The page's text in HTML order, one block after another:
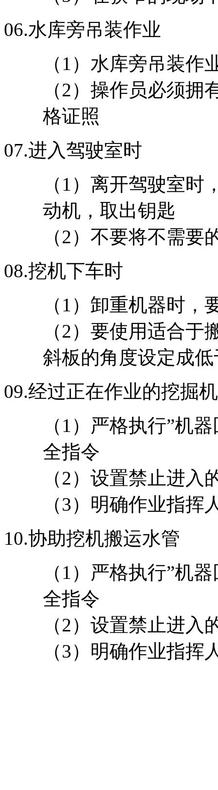
06.水库旁吊装作业
（1）水库旁吊装作
（2）操作员必须
格证照
07.进入驾驶室时
（1）离开驾驶室
动机，取出钥匙
（2）不要将不需要
08.挖机下车时
（1）卸重机器时
（2）要使用适合
斜板的角度设定成低
09.经过正在作业的挖掘
（1）严格执行”机
全指令
（2）设置禁止进入
（3）明确作业指挥
10.协助挖机搬运水管
（1）严格执行”机
全指令
（2）设置禁止进入
（3）明确作业指挥